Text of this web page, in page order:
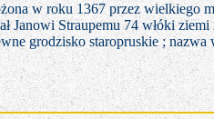
w roku 1367 przez wielkiego
Janowi Straupemu 74 włóki ziemi
grodzisko staropruskie ;